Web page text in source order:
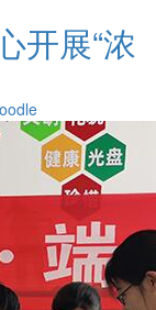
开展“浓